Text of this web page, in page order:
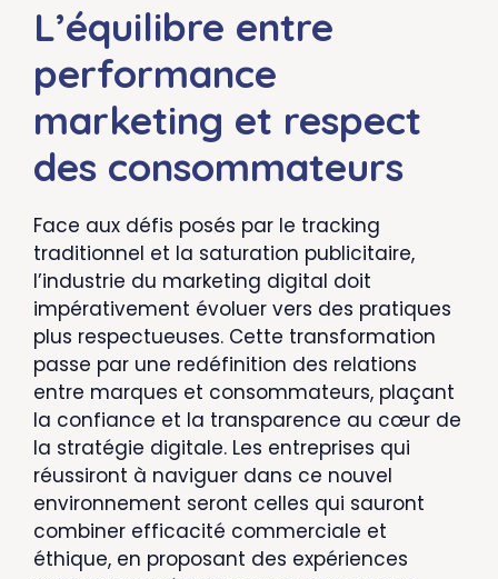
L’équilibre entre
performance
marketing et respect
des consommateurs
Face aux défis posés par le tracking
traditionnel et la saturation publicitaire,
l’industrie du marketing digital doit
impérativement évoluer vers des pratiques
plus respectueuses. Cette transformation
passe par une redéfinition des relations
entre marques et consommateurs, plaçant
la confiance et la transparence au cœur de
la stratégie digitale. Les entreprises qui
réussiront à naviguer dans ce nouvel
environnement seront celles qui sauront
combiner efficacité commerciale et
éthique, en proposant des expériences